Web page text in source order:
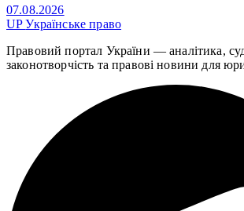
07.08.2026
UPУкраїнське право
Правовий портал України — аналітика,
законотворчість та правові новини для